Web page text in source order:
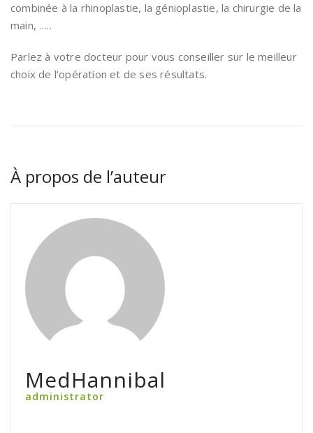
combinée à la rhinoplastie, la génioplastie, la chirurgie de la
main, …..
Parlez à votre docteur pour vous conseiller sur le meilleur
choix de l’opération et de ses résultats.
À propos de l’auteur
MedHannibal
administrator